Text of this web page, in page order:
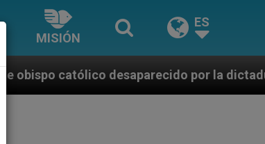
MISIÓN
ES
por la dictadura nicaragüense